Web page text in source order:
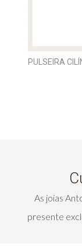
PULSEIRA
As joias
presente